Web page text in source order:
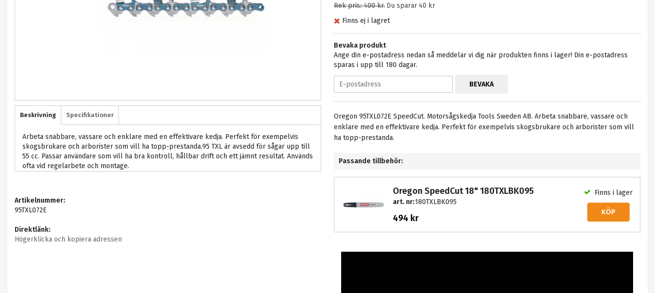
Rek pris:400 kr. Du sparar 40 kr
Finns ej i lagret
Bevaka produkt
Ange din e-postadress nedan så meddelar vi dig när produkten finns i lager! Din e-postadress
sparas i upp till 180 dagar.
BEVAKA
Oregon 95TXL072E SpeedCut. Motorsågskedja Tools Sweden AB. Arbeta snabbare, vassare och
enklare med en effektivare kedja. Perfekt för exempelvis skogsbrukare och arborister som vill
ha topp-prestanda.
Passande tillbehör:
Oregon SpeedCut 18" 180TXLBK095
art. nr:180TXLBK095
494 kr
Finns i lager
KÖP
Beskrivning Specifikationer
Arbeta snabbare, vassare och enklare med en effektivare kedja. Perfekt för exempelvis
skogsbrukare och arborister som vill ha topp-prestanda.95 TXL är avsedd för sågar upp till
55 cc. Passar användare som vill ha bra kontroll, hållbar drift och ett jämnt resultat. Används
ofta vid regelarbete och montage.
Artikelnummer:
95TXL072E
Direktlänk:
Högerklicka och kopiera adressen